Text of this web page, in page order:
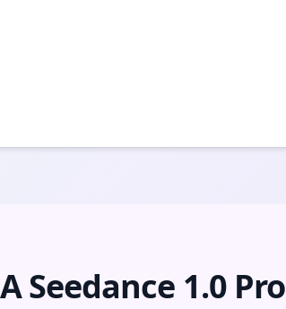
Seedance 1.0 Pro